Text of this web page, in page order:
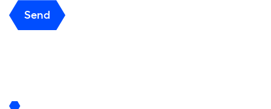
Send